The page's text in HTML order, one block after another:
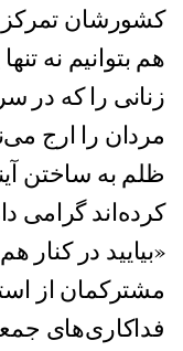
کشورشان تمرکز
زنانی را که در
مردان را ارج
ظلم به ساختن
کرده‌اند گرامی
«بیایید در کنار
مشترکمان از
فداکاری‌های